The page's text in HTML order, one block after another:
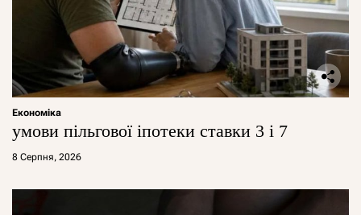
Економіка
умови пільгової іпотеки ставки 3 і 7
8 Серпня, 2026